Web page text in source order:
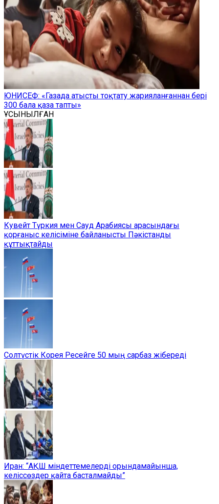
ЮНИСЕФ: «Газада атысты тоқтату жарияланғаннан бері
300 бала қаза тапты»
ҰСЫНЫЛҒАН
Кувейт Түркия мен Сауд Арабиясы арасындағы
қорғаныс келісіміне байланысты Пәкістанды
құттықтайды
Солтүстік Корея Ресейге 50 мың сарбаз жібереді
Иран: “АҚШ міндеттемелерді орындамайынша,
келіссөздер қайта басталмайды”